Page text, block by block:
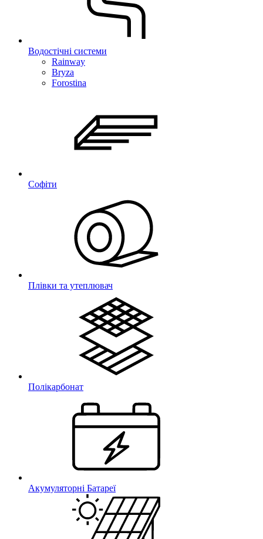
Водостічні системи
Rainway
Bryza
Forostina
Софіти
Плівки та утеплювач
Полікарбонат
Акумуляторні Батареї